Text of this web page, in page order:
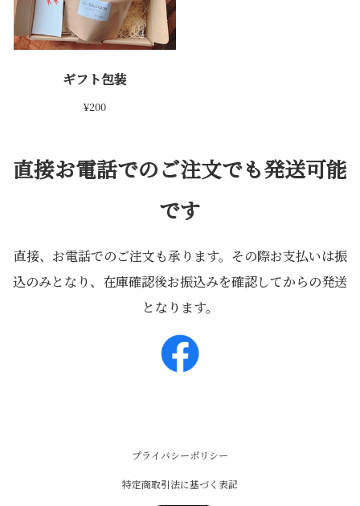
ギフト包装
¥200
直接お電話でのご注文でも発送可能
です
直接、お電話でのご注文も承ります。その際お支払いは振
込のみとなり、在庫確認後お振込みを確認してからの発送
となります。
プライバシーポリシー
特定商取引法に基づく表記